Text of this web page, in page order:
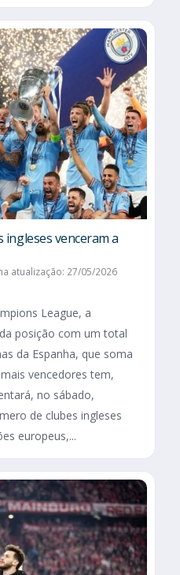
ingleses venceram a
atualização: 27/05/2026
League, a
posição com um total
da Espanha, que soma
vencedores tem,
no sábado,
de clubes ingleses
europeus,...